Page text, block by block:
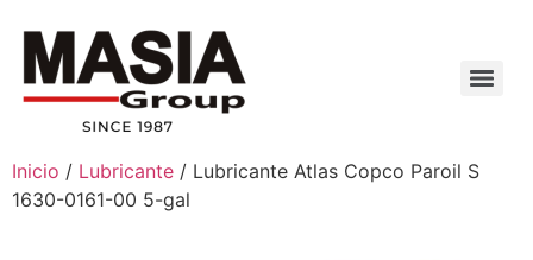
Inicio / Lubricante / Lubricante Atlas Copco Paroil S
1630-0161-00 5-gal